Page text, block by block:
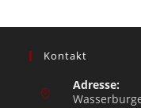
Kontakt
Adresse: